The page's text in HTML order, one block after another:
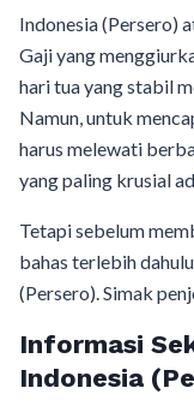
Indonesia (Persero)
Gaji yang
hari tua yang stabil
Namun, untuk
harus melewati
yang paling krusial
Tetapi sebelum
bahas terlebih
(Persero). Simak
Informasi
Indonesia